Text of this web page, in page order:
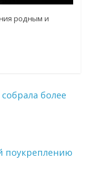
родным и
более
поукреплению